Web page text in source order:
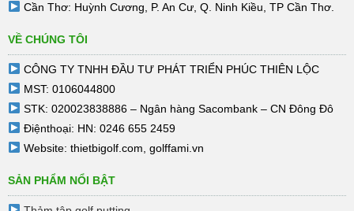
Cần Thơ: Huỳnh Cương, P. An Cư, Q. Ninh Kiều, TP Cần Thơ.
VỀ CHÚNG TÔI
CÔNG TY TNHH ĐẦU TƯ PHÁT TRIỂN PHÚC THIÊN LỘC
MST: 0106044800
STK: 020023838886 – Ngân hàng Sacombank – CN Đông Đô
Điệnthoại: HN: 0246 655 2459
Website: thietbigolf.com golffami.vn
SẢN PHẨM NỔI BẬT